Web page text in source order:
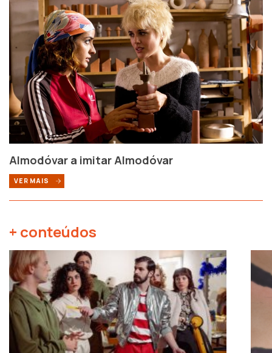
Almodóvar a imitar Almodóvar
VER MAIS
+ conteúdos